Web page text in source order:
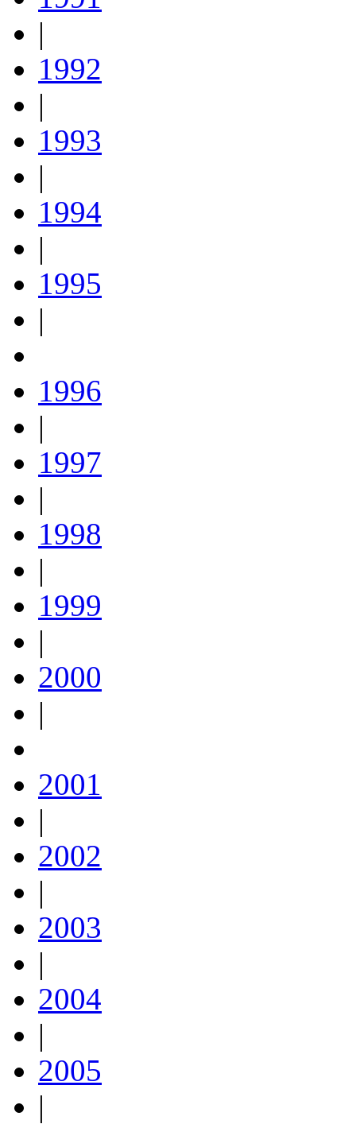
|
1992
|
1993
|
1994
|
1995
|
1996
|
1997
|
1998
|
1999
|
2000
|
2001
|
2002
|
2003
|
2004
|
2005
|